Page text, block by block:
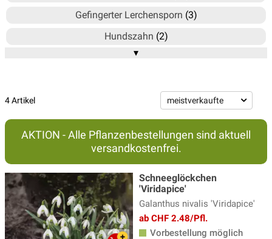
Gefingerter Lerchensporn (3)
Hundszahn (2)
Hyazinthen
(2)
Krokusse(24)
Milchstern - Ornithogalum(3)
Narzissen(47)
Prärielilien - Camassia(6)
Schachbrettblumen(2)
Schneeglöckchen (4)
▾
4 Artikel
AKTION - Alle Pflanzenbestellungen sind aktuell
versandkostenfrei.
Schneeglöckchen
'Viridapice'
Galanthus nivalis 'Viridapice'
ab CHF 2.48/Pfl.
Vorbestellung möglich